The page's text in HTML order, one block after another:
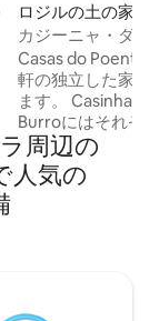
件、5つ星中4.9つ
ロジルの土の家
カジーニャ・ダ・
ポエンテ、ロジル
Casas do Poente
軒の独立した家の
ます。 Casinha
Burroにはそれぞ
スがあります。 Casinha da Cabra（40平
方メートル）に
寝室1室、キッチ
ちは4人家族で、
周⁠辺⁠の
人⁠気⁠の